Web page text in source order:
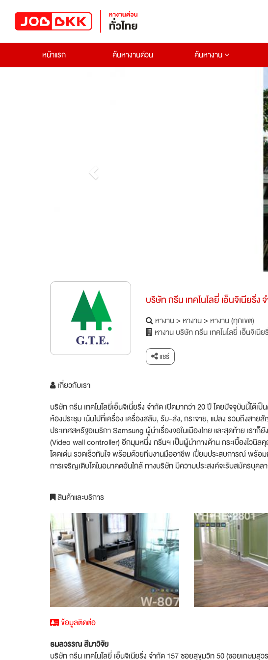
หน้าแรก
ค้นหางานด่วน ค้นหางาน
บริษัท กรีน เทคโนโลยี่ เอ็นจิเนียริ่ง
หางาน>หางาน>หางาน (ทุกเขต)
หางาน บริษัท กรีน เทคโนโลยี่ เอ็นจิเนี
แชร์
เกี่ยวกับเรา
บริษัท กรีน เทคโนโลยี่เอ็นจิเนี่ยริ่ง จำกัด เปิดมากว่า 20 ปี โดยปัจจุบันนี้ไ
ห้องประชุม เน้นไปที่เครื่อง เครื่องสลับ, รับ-ส่ง, กระจาย, แปลง รวมถึงส
ประเทศสหรัฐอเมริกา Samsung ผู้นำเรื่องจอในเมืองไทย และสุดท้าย เร
(Video wall controller) อีกมุมหนึ่ง กรีนฯ เป็นผู้นำทางด้าน กระเบื้องไว
โดดเด่น รวดเร็วทันใจ พร้อมด้วยทีมงานมืออาชีพ เปี่ยมประสบการณ์ พร้
การเจริญเติบโตในอนาคตอันใกล้ ทางบริษัท มีความประสงค์จะรับสมัครบุค
สินค้าและบริการ
ข้อมูลติดต่อ
ธมลวรรณ สีมาวิจัย
บริษัท กรีน เทคโนโลยี่ เอ็นจิเนียริ่ง จำกัด 157 ซอยสุขุมวิท 50 (ซอยเกษมสุ